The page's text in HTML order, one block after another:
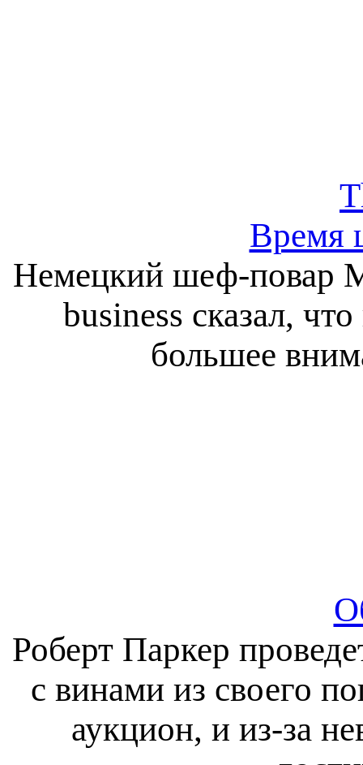
Время
Немецкий шеф-повар
business сказал,
большее
Роберт Паркер
с винами из своего
аукцион, и из-за